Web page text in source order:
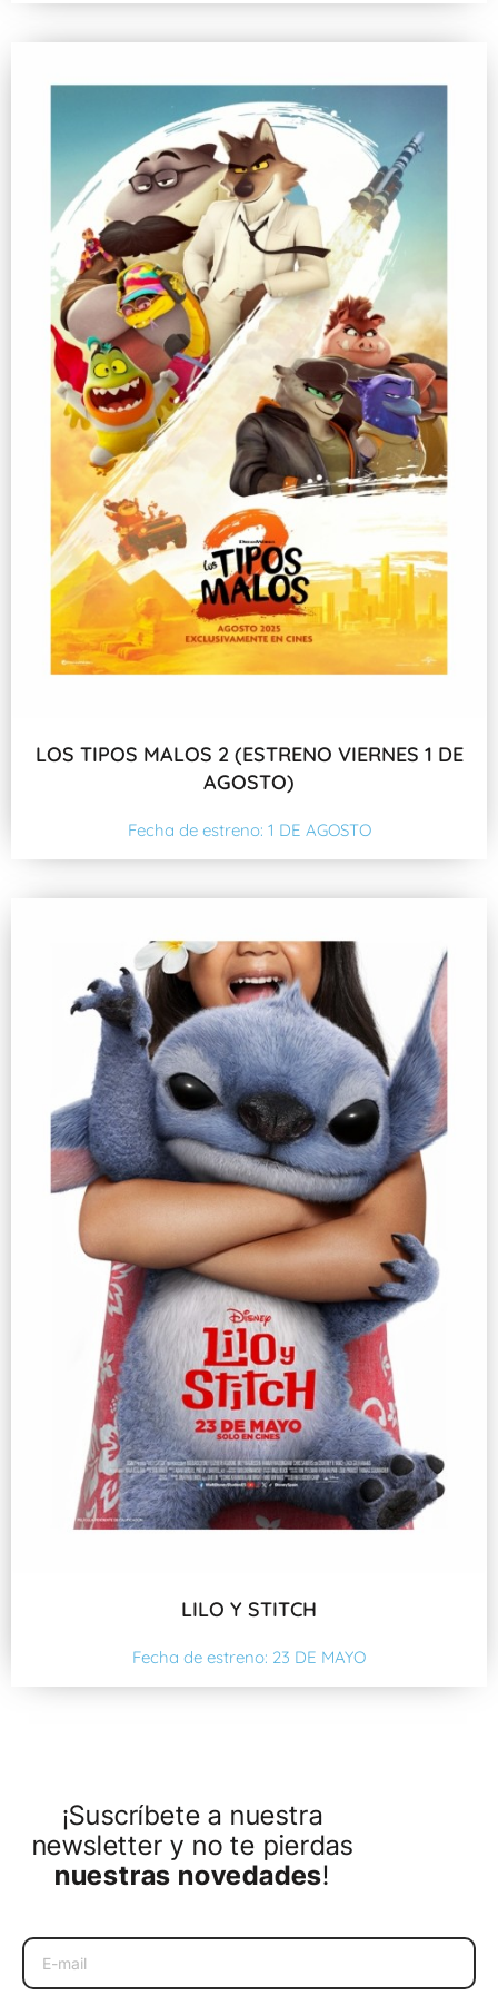
LOS TIPOS MALOS 2 (ESTRENO VIERNES 1 DE
AGOSTO)
Fecha de estreno: 1 DE AGOSTO
LILO Y STITCH
Fecha de estreno: 23 DE MAYO
¡Suscríbete a nuestra
newsletter y no te pierdas
nuestras novedades!
Email